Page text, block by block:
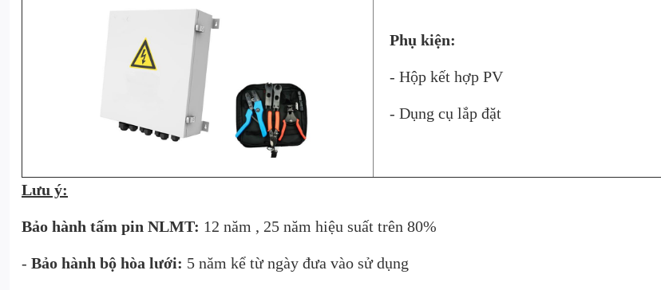
Phụ kiện:
- Hộp kết hợp PV
- Dụng cụ lắp đặt
Lưu ý:
Bảo hành tấm pin NLMT: 12 năm , 25 năm hiệu suất trên 80%
- Bảo hành bộ hòa lưới: 5 năm kể từ ngày đưa vào sử dụng